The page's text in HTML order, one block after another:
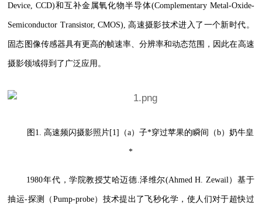
Device, CCD)和互补金属氧化物半导体(Complementary Metal-Oxide-
Semiconductor Transistor, CMOS), 高速摄影技术进入了一个新时代。
固态图像传感器具有更高的帧速率、分辨率和动态范围，因此在高速
摄影领域得到了广泛应用。
图1. 高速频闪摄影照片[1]（a）子*穿过苹果的瞬间（b）奶牛皇
*
1980年代，学院教授艾哈迈德.泽维尔(Ahmed H. Zewail）基于
抽运-探测（Pump-probe）技术提出了飞秒化学，使人们对于超快过